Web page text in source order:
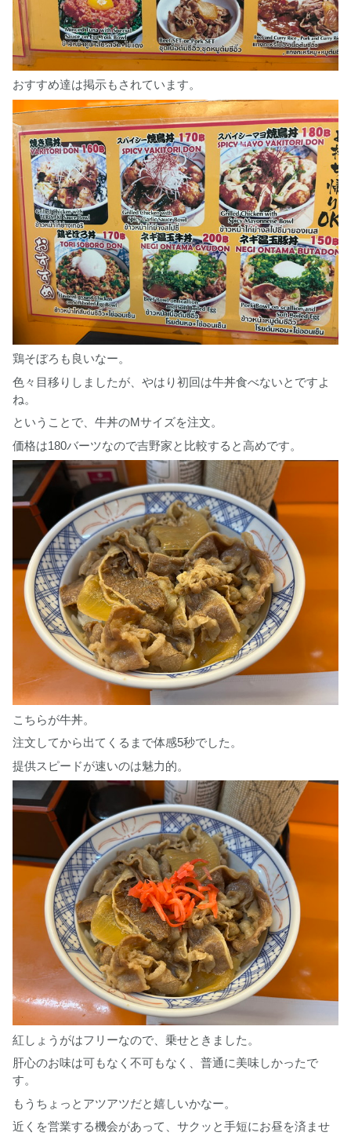
おすすめ達は掲示もされています。
鶏そぼろも良いなー。
色々目移りしましたが、やはり初回は牛丼食べないとですよ
ね。
ということで、牛丼のMサイズを注文。
価格は180バーツなので吉野家と比較すると高めです。
こちらが牛丼。
注文してから出てくるまで体感5秒でした。
提供スピードが速いのは魅力的。
紅しょうがはフリーなので、乗せときました。
肝心のお味は可もなく不可もなく、普通に美味しかったで
す。
もうちょっとアツアツだと嬉しいかなー。
近くを営業する機会があって、サクッと手短にお昼を済ませ